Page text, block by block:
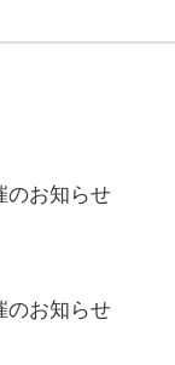
のお知らせ
のお知らせ